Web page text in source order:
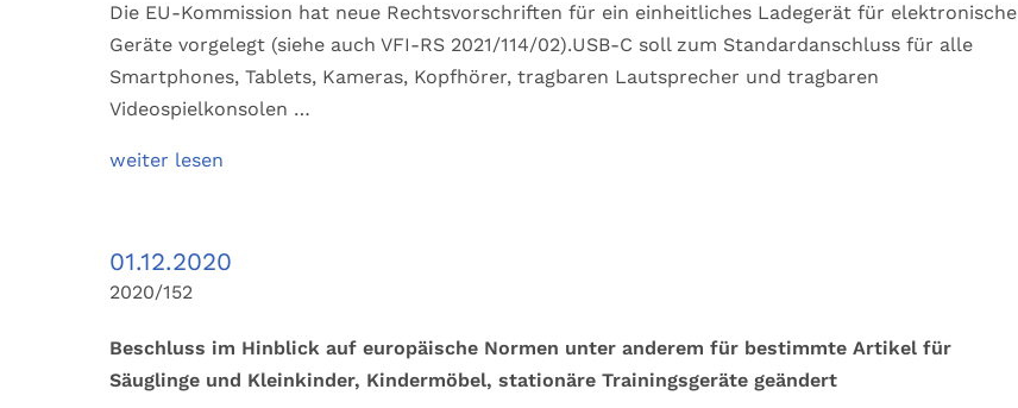
Die EU-Kommission hat neue Rechtsvorschriften für ein einheitliches Ladegerät für elektronische
Geräte vorgelegt (siehe auch VFI-RS 2021/114/02).USB-C soll zum Standardanschluss für alle
Smartphones, Tablets, Kameras, Kopfhörer, tragbaren Lautsprecher und tragbaren
Videospielkonsolen …
weiter lesen
01.12.2020
2020/152
Beschluss im Hinblick auf europäische Normen unter anderem für bestimmte Artikel für
Säuglinge und Kleinkinder, Kindermöbel, stationäre Trainingsgeräte geändert